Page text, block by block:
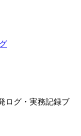
ログ・実務記録ブ